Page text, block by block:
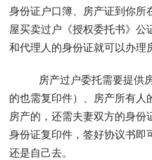
身份证户口簿、房产证到你所
屋买卖过户《授权委托书》公
和代理人的身份证就可以办理
房产过户委托需要提供房
的也需复印件）、房产所有人
房产的，还需夫妻双方的身份
身份证复印件，签好协议书即
还是自己去。